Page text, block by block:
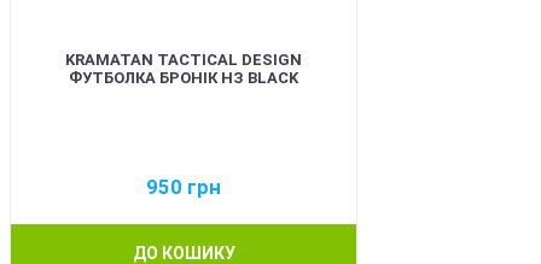
KRAMATAN TACTICAL DESIGN
ФУТБОЛКА БРОНІК НЗ BLACK
950 грн
ДО КОШИКУ